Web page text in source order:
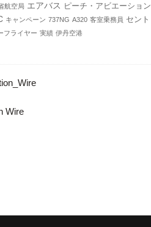
航空局 エアバス ピーチ・アビエーション
キャンペーン 737NG A320 客室乗務員 セント
フライヤー 実績 伊丹空港
Wire